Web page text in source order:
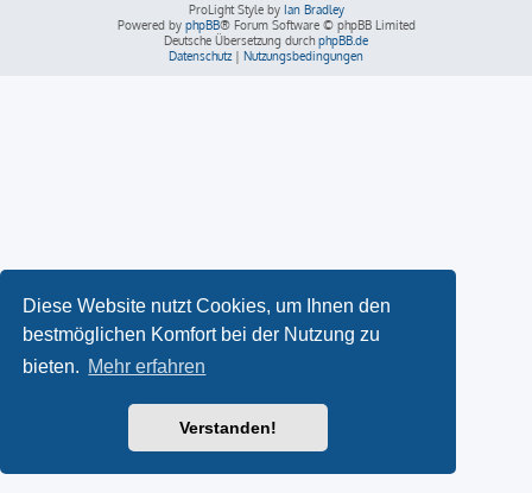
Diese Website nutzt Cookies, um Ihnen den
bestmöglichen Komfort bei der Nutzung zu
bieten. Mehr erfahren
Verstanden!
ProLight Style by Ian Bradley
Powered by phpBB® Forum Software © phpBB Limited
Deutsche Übersetzung durch phpBB.de
Datenschutz | Nutzungsbedingungen